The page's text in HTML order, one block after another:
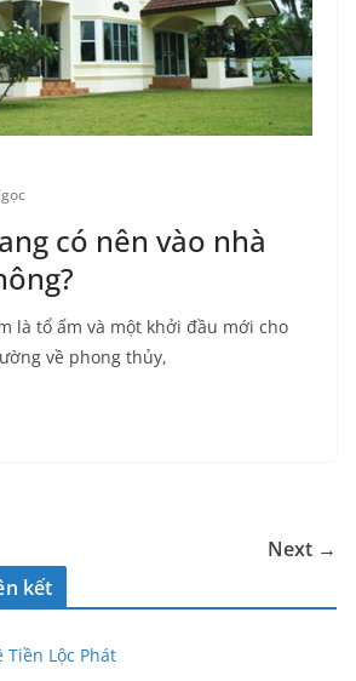
có nên vào nhà
là tổ ấm và một khởi đầu mới cho
về phong thủy,
Next →
kết
Tiền Lộc Phát